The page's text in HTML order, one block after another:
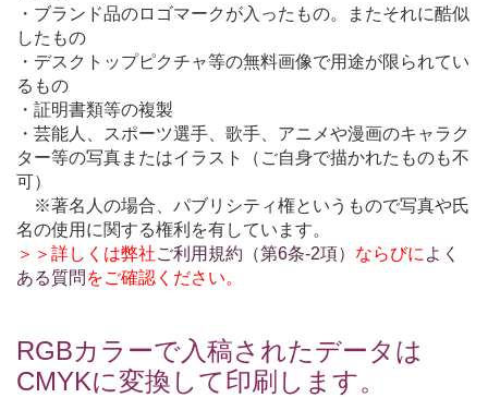
・ブランド品のロゴマークが入ったもの。またそれに酷似
したもの
・デスクトップピクチャ等の無料画像で用途が限られてい
るもの
・証明書類等の複製
・芸能人、スポーツ選手、歌手、アニメや漫画のキャラク
ター等の写真またはイラスト（ご自身で描かれたものも不
可）
※著名人の場合、パブリシティ権というもので写真や氏
名の使用に関する権利を有しています。
＞＞詳しくは弊社ご利用規約（第6条-2項） ならびに よく
ある質問 をご確認ください。
RGBカラーで入稿されたデータは
CMYKに変換して印刷します。